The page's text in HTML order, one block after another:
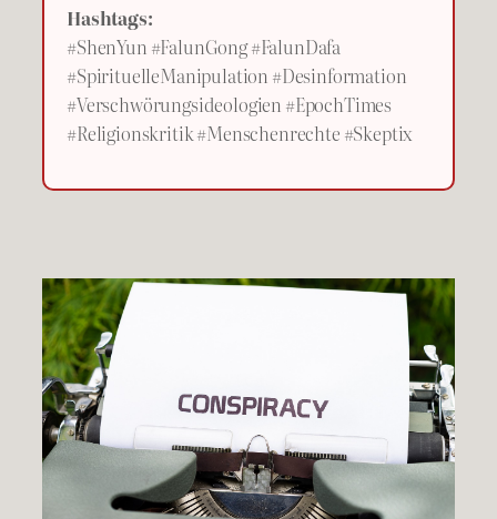
Hashtags:
#ShenYun #FalunGong #FalunDafa
#SpirituelleManipulation #Desinformation
#Verschwörungsideologien #EpochTimes
#Religionskritik #Menschenrechte #Skeptix